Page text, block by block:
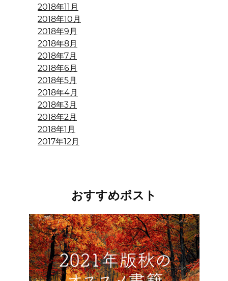
2018年11月
2018年10月
2018年9月
2018年8月
2018年7月
2018年6月
2018年5月
2018年4月
2018年3月
2018年2月
2018年1月
2017年12月
おすすめポスト